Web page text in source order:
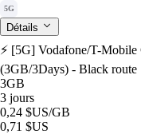
5G
Détails
⚡️ [5G] Vodafone/T-
(3GB/3Days) - Black route
3GB
3 jours
0,24 $US/GB
0,71 $US